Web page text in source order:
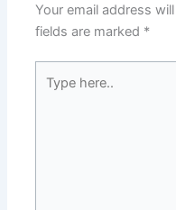
Your email address
fields are marked *
here..